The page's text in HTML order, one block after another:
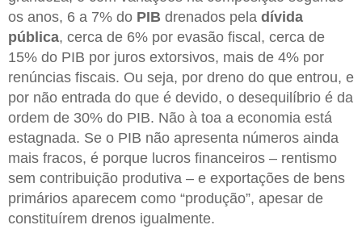
os anos, 6 a 7% do PIB drenados pela dívida
pública, cerca de 6% por evasão fiscal, cerca de
15% do PIB por juros extorsivos, mais de 4% por
renúncias fiscais. Ou seja, por dreno do que entrou, e
por não entrada do que é devido, o desequilíbrio é da
ordem de 30% do PIB. Não à toa a economia está
estagnada. Se o PIB não apresenta números ainda
mais fracos, é porque lucros financeiros – rentismo
sem contribuição produtiva – e exportações de bens
primários aparecem como “produção”, apesar de
constituírem drenos igualmente.